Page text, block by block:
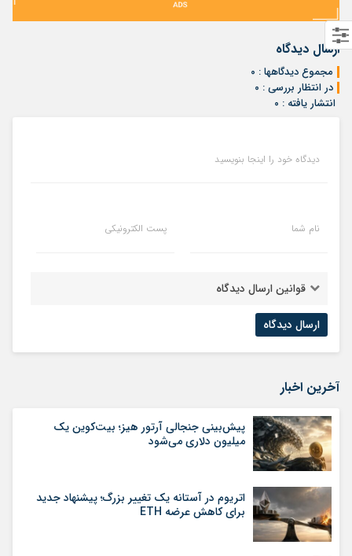
ارسال دیدگاه
مجموع دیدگاهها : ۰
در انتظار بررسی : ۰
انتشار یافته : ۰
دیدگاه خود را اینجا بنویسید
نام شما پست الکترونیکی
قوانین ارسال دیدگاه
آخرین اخبار
پیش‌بینی جنجالی آرتور هیز؛ بیت‌کوین یک
میلیون دلاری می‌شود
اتریوم در آستانه یک تغییر بزرگ؛ پیشنهاد جدید
برای کاهش عرضه ETH